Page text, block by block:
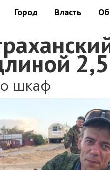
Город Власть
шкаф